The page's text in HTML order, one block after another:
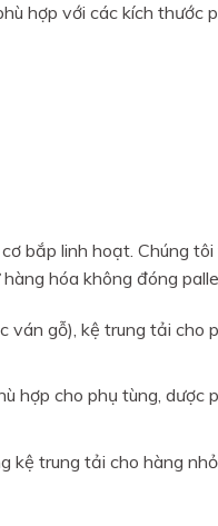
hợp với các kích thước
bắp linh hoạt. Chúng
hóa không đóng
gỗ), kệ trung tải cho
cho phụ tùng, dược
trung tải cho hàng